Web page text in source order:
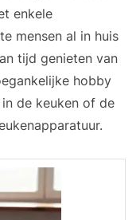
enkele
mensen al in huis
tijd genieten van
hobby
de keuken of de